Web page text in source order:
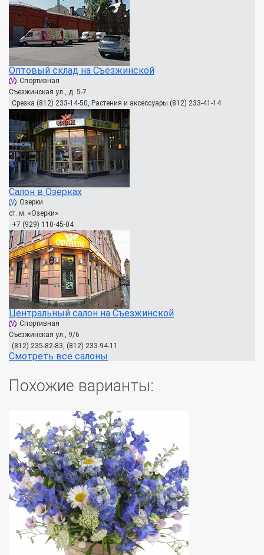
Оптовый склад на Съезжинской
Спортивная
Съезжинская ул., д. 5-7
Срезка (812) 233-14-50, Растения и аксессуары (812) 233-41-14
Салон в Озерках
Озерки
ст. м. «Озерки»
+7 (929) 110-45-04
Центральный салон на Съезжинской
Спортивная
Съезжинская ул., 9/6
(812) 235-82-83, (812) 233-94-11
Смотреть все салоны
Похожие варианты: